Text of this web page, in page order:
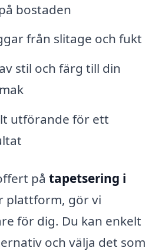
bostaden
från slitage och fukt
stil och färg till din
utförande för ett
på tapetsering i
plattform, gör vi
för dig. Du kan enkelt
och välja det som